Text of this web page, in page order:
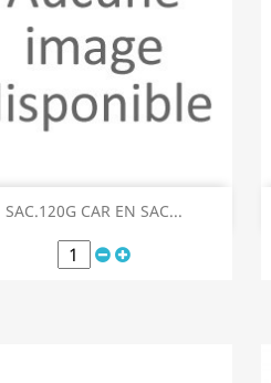
SAC.120G CAR EN SAC...
Aperçu rapide